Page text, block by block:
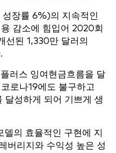
장률 6%)의 지속적인
감소에 힘입어 2020회
선된 1,330만 달러의
러스 잉여현금흐름을 달
로나19에도 불구하고
달성하게 되어 기쁘게 생
의 효율적인 구현에 지
버리지와 수익성 높은 성